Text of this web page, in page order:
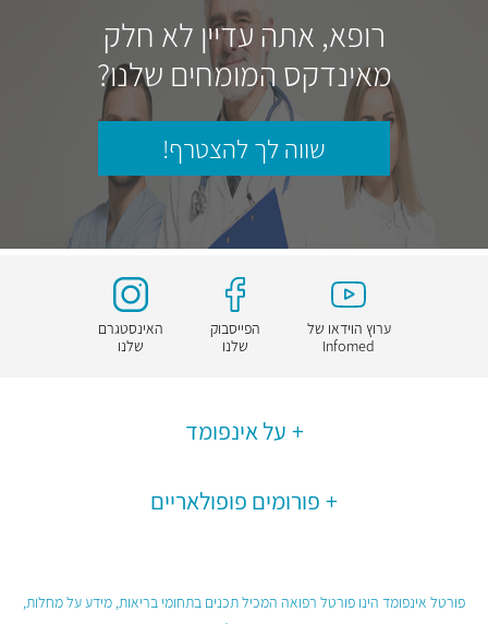
רופא, אתה עדיין לא חלק
מאינדקס המומחים שלנו?
שווה לך להצטרף!
ערוץ הוידאו של
Infomed
הפייסבוק
שלנו
האינסטגרם
שלנו
על אינפומד
פורומים פופולאריים
פורטל אינפומד הינו פורטל רפואה המכיל תכנים בתחומי בריאות, מידע על מחלות,